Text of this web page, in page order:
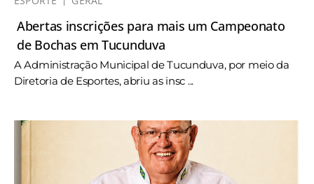
Abertas inscrições para mais um Campeonato
de Bochas em Tucunduva
A Administração Municipal de Tucunduva, por meio da
Diretoria de Esportes, abriu as insc ...